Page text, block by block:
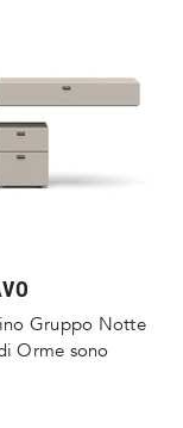
Gruppo Notte
Orme sono